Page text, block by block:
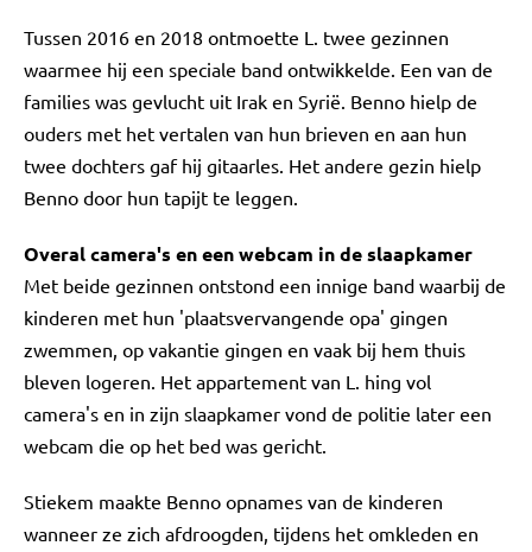
Tussen 2016 en 2018 ontmoette L. twee gezinnen
waarmee hij een speciale band ontwikkelde. Een van de
families was gevlucht uit Irak en Syrië. Benno hielp de
ouders met het vertalen van hun brieven en aan hun
twee dochters gaf hij gitaarles. Het andere gezin hielp
Benno door hun tapijt te leggen.
Overal camera's en een webcam in de slaapkamer
Met beide gezinnen ontstond een innige band waarbij de
kinderen met hun 'plaatsvervangende opa' gingen
zwemmen, op vakantie gingen en vaak bij hem thuis
bleven logeren. Het appartement van L. hing vol
camera's en in zijn slaapkamer vond de politie later een
webcam die op het bed was gericht.
Stiekem maakte Benno opnames van de kinderen
wanneer ze zich afdroogden, tijdens het omkleden en